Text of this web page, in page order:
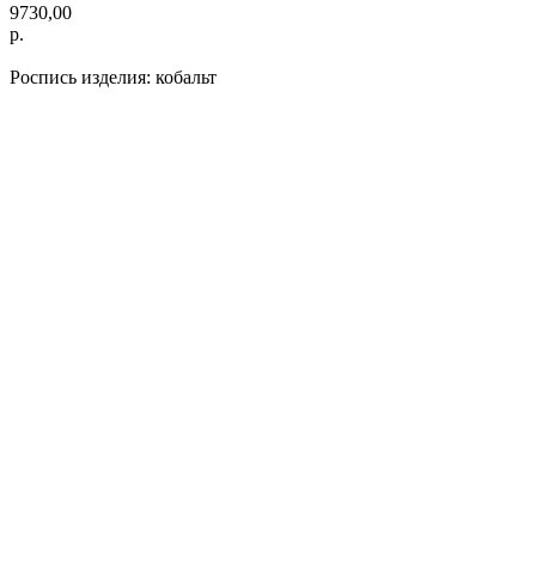
9730,00
р.
Роспись изделия: кобальт